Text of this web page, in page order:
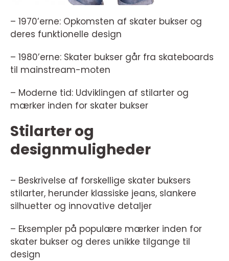
– 1970’erne: Opkomsten af skater bukser og
deres funktionelle design
– 1980’erne: Skater bukser går fra skateboards
til mainstream-moten
– Moderne tid: Udviklingen af stilarter og
mærker inden for skater bukser
Stilarter og
designmuligheder
– Beskrivelse af forskellige skater buksers
stilarter, herunder klassiske jeans, slankere
silhuetter og innovative detaljer
– Eksempler på populære mærker inden for
skater bukser og deres unikke tilgange til
design